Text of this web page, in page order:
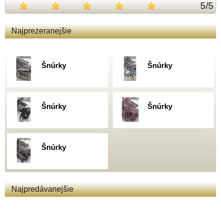
5/5
Najprezeranejšie
Šnúrky Šnúrky
Šnúrky Šnúrky
Šnúrky
Najpredávanejšie